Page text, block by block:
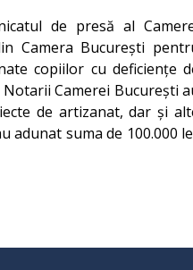
de presă al
Camera București
copiilor cu deficiențe
Notarii Camerei București
de artizanat, dar și
adunat suma de 100.000